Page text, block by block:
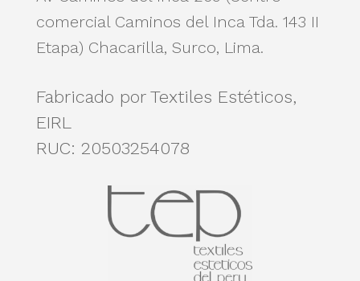
comercial Caminos del Inca Tda. 143 II
Etapa) Chacarilla, Surco, Lima.
Fabricado por Textiles Estéticos,
EIRL
RUC: 20503254078